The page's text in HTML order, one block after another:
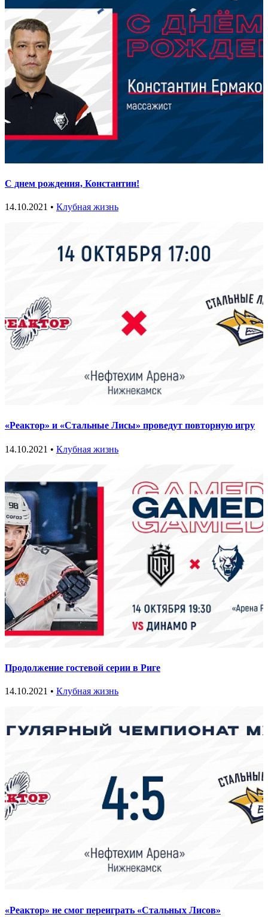
С днем рождения, Константин!
14.10.2021 • Клубная жизнь
«Реактор» и «Стальные Лисы» проведут повторную игру
14.10.2021 • Клубная жизнь
Продолжение гостевой серии в Риге
14.10.2021 • Клубная жизнь
«Реактор» не смог переиграть «Стальных Лисов»